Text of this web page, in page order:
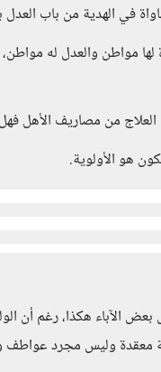
في الهدية من باب العدل
لها مواطن والعدل له
العلاج من مصاريف الأهل
هو الأولوية.
بعض الآباء هكذا، رغم أن
معقدة وليس مجرد عواطف